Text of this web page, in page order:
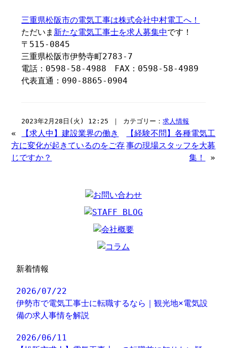
三重県松阪市の電気工事は株式会社中村電工へ！
ただいま 新たな電気工事士を求人募集中です！
〒515-0845
三重県松阪市伊勢寺町2783-7
電話：0598-58-4988 FAX：0598-58-4989
代表直通：090-8865-0904
2023年2月28日(火) 12:25 ｜ カテゴリー：求人情報
«
【求人中】建設業界の働き
方に変化が起きているのをご存
じですか？
【経験不問】各種電気工
事の現場スタッフを大募
集！
»
新着情報
2026/07/22
伊勢市で電気工事士に転職するなら｜観光地×電気設
備の求人事情を解説
2026/06/11